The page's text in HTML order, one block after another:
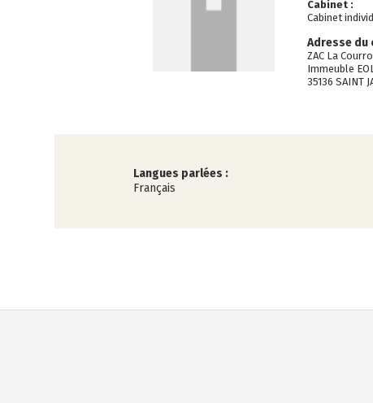
Cabinet :
Cabinet
Adresse du
ZAC La
Immeuble
35136 SAINT
Langues parlées :
Français